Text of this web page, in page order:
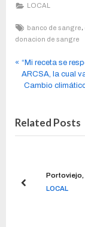
LOCAL
banco de sangre
donacion de sangre
“Mi receta se
ARCSA, la cual
Cambio
Related Posts
Portoviejo,
LOCAL